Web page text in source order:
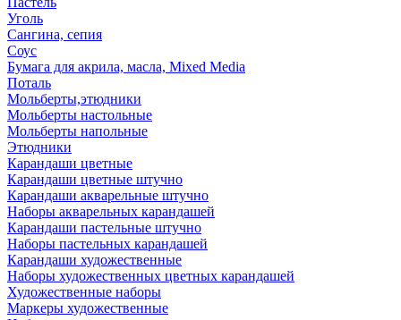
Уголь
Сангина, сепия
Соус
Бумага для акрила, масла, Mixed Media
Поталь
Мольберты,этюдники
Мольберты настольные
Мольберты напольные
Этюдники
Карандаши цветные
Карандаши цветные штучно
Карандаши акварельные штучно
Наборы акварельных карандашей
Карандаши пастельные штучно
Наборы пастельных карандашей
Карандаши художественные
Наборы художественных цветных карандашей
Художественные наборы
Маркеры художественные